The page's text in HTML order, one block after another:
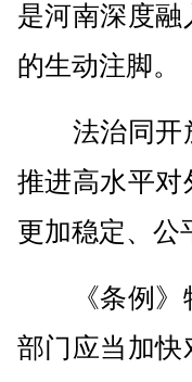
是河南深度
的生动注脚。
法治同开放
推进高水平对
更加稳定、公
《条例》特
部门应当加快